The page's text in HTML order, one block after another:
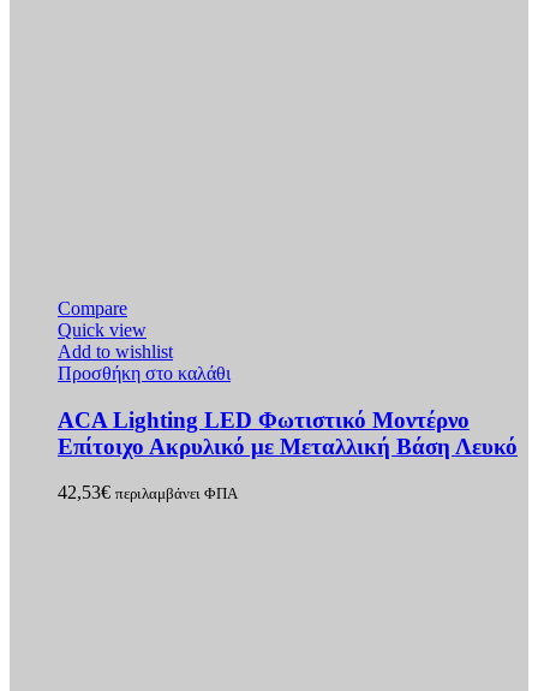
Compare
Quick view
Add to wishlist
Προσθήκη στο καλάθι
ACA Lighting LED Φωτιστικό Μοντέρνο
Επίτοιχο Ακρυλικό με Μεταλλική Βάση Λευκό
42,53€ περιλαμβάνει ΦΠΑ